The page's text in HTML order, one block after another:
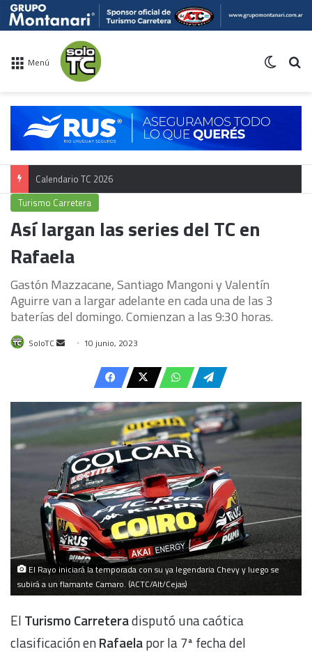
Menú
Calendario TC 2026
Turismo Carretera
Así largan las series del TC en
Rafaela
Gastón Mazzacane, Santiago Mangoni y Valentín
Aguirre van a largar adelante en cada una de las 3
baterías del domingo. Comienzan a las 9:30 horas.
SoloTC
Send 10 junio, 2023
El Rayo iniciará la temporada con su ya legendaria Chevy y luego se
subirá a un flamante Camaro. (ACTC/Alt/Cejas)
El Turismo Carreteradisputó una caótica
clasificación enRafaelapor la 7ª fecha del